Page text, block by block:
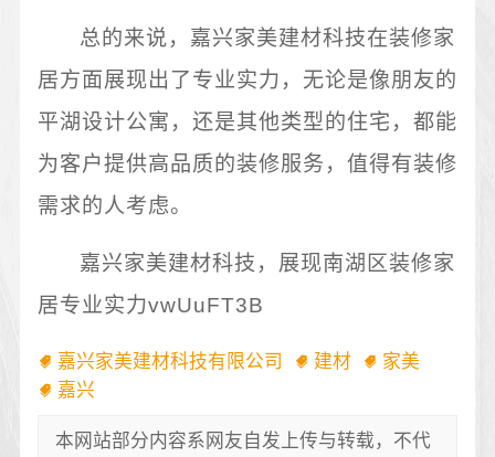
总的来说，嘉兴家美建材科技在装修家
居方面展现出了专业实力，无论是像朋友的
平湖设计公寓，还是其他类型的住宅，都能
为客户提供高品质的装修服务，值得有装修
需求的人考虑。
嘉兴家美建材科技，展现南湖区装修家
居专业实力vwUuFT3B
嘉兴家美建材科技有限公司 建材
家美
嘉兴
本网站部分内容系网友自发上传与转载，不代